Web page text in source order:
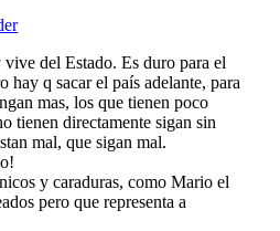
vive del Estado. Es duro para el
hay q sacar el país adelante, para
mas, los que tienen poco
tienen directamente sigan sin
mal, que sigan mal.
y caraduras, como Mario el
pero que representa a